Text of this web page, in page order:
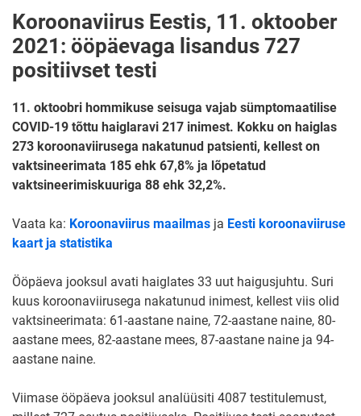
Koroonaviirus Eestis, 11. oktoober
2021: ööpäevaga lisandus 727
positiivset testi
11. oktoobri hommikuse seisuga vajab sümptomaatilise
COVID-19 tõttu haiglaravi 217 inimest. Kokku on haiglas
273 koroonaviirusega nakatunud patsienti, kellest on
vaktsineerimata 185 ehk 67,8% ja lõpetatud
vaktsineerimiskuuriga 88 ehk 32,2%.
Vaata ka: Koroonaviirus maailmas ja Eesti koroonaviiruse
kaart ja statistika
Ööpäeva jooksul avati haiglates 33 uut haigusjuhtu. Suri
kuus koroonaviirusega nakatunud inimest, kellest viis olid
vaktsineerimata: 61-aastane naine, 72-aastane naine, 80-
aastane mees, 82-aastane mees, 87-aastane naine ja 94-
aastane naine.
Viimase ööpäeva jooksul analüüsiti 4087 testitulemust,